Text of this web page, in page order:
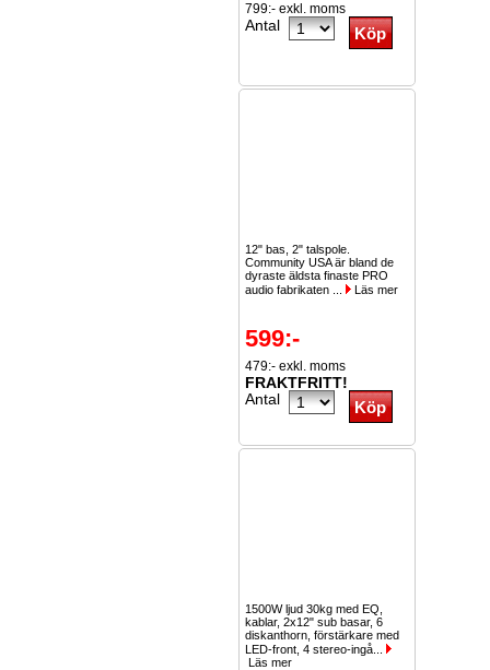
799:- exkl. moms
Antal
12" bas, 2" talspole.
Community USA är bland de
dyraste äldsta finaste PRO
audio fabrikaten ...
Läs mer
599:-
479:- exkl. moms
FRAKTFRITT!
Antal
1500W ljud 30kg med EQ,
kablar, 2x12" sub basar, 6
diskanthorn, förstärkare med
LED-front, 4 stereo-ingå...
Läs mer